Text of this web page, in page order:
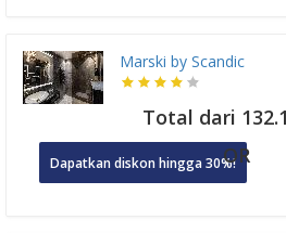
Marski by Scandic
Total dari
Dapatkan diskon hingga 30%!OR